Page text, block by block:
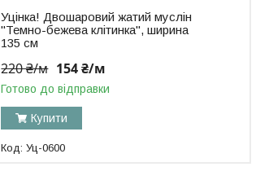
Уцінка! Двошаровий жатий муслін
"Темно-бежева клітинка", ширина
135 см
220 ₴/м 154 ₴/м
Готово до відправки
Купити
Уц-0600